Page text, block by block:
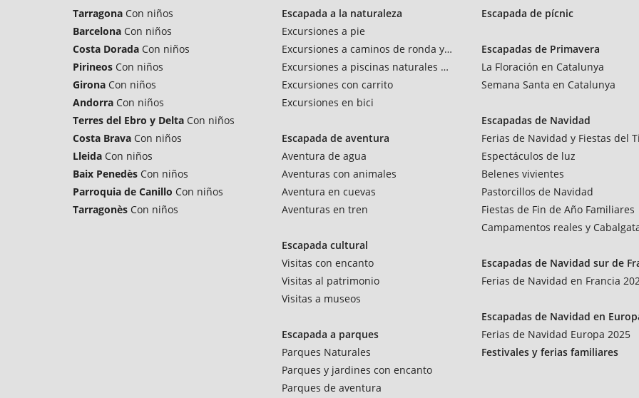
Tarragona Con niños
Barcelona Con niños
Costa Dorada Con niños
Pirineos Con niños
Girona Con niños
Andorra Con niños
Terres del Ebro y Delta Con niños
Costa Brava Con niños
Lleida Con niños
Baix Penedès Con niños
Parroquia de Canillo Con niños
Tarragonès Con niños
Escapada a la naturaleza
Excursiones a pie
Excursiones a caminos de ronda y vías verdes
Excursiones a piscinas naturales y rios
Excursiones con carrito
Excursiones en bici
Escapada de aventura
Aventura de agua
Aventuras con animales
Aventura en cuevas
Aventuras en tren
Escapada cultural
Visitas con encanto
Visitas al patrimonio
Visitas a museos
Escapada a parques
Parques Naturales
Parques y jardines con encanto
Parques de aventura
Escapada de pícnic
Escapadas de Primavera
La Floración en Catalunya
Semana Santa en Catalunya
Escapadas de Navidad
Ferias de Navidad y Fiestas del
Espectáculos de luz
Belenes vivientes
Pastorcillos de Navidad
Fiestas de Fin de Año Familiares
Campamentos reales y
Escapadas de Navidad sur de
Ferias de Navidad en Francia
Escapadas de Navidad en
Ferias de Navidad Europa 2025
Festivales y ferias familiares